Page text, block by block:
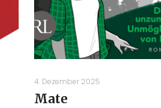
4. Dezember 2025
Mate